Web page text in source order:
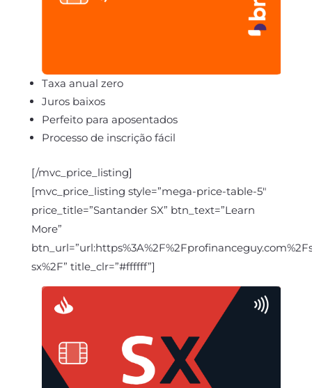
Taxa anual zero
Juros baixos
Perfeito para aposentados
Processo de inscrição fácil
[/mvc_price_listing]
[mvc_price_listing style=”mega-price-table-5″
price_title=”Santander SX” btn_text=”Learn
More”
sx%2F” title_clr=”#ffffff”]